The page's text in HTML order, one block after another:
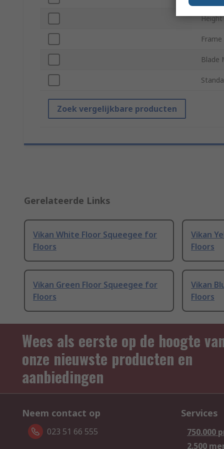
Height
Blade
Zoek vergelijkbare producten
Gerelateerde Links
Vikan White Floor Squeegee for
Floors
Vikan
Floors
Vikan Green Floor Squeegee for
Floors
Vikan
Floors
Wees als eerste op de hoogte
onze nieuwste producten en
aanbiedingen
Neem contact op
023 51 66 555
Services
750.000
2.500